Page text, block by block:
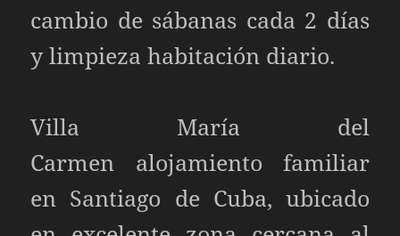
cambio de sábanas cada 2 días
y limpieza habitación diario.
Villa María del
Carmen alojamiento familiar
en Santiago de Cuba, ubicado